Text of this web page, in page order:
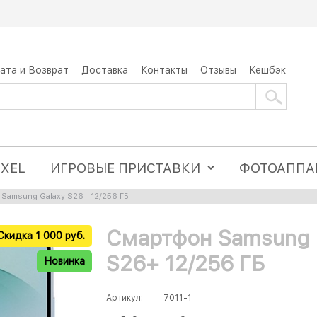
и Возврат Доставка Контакты Отзывы Кешбэк
ИГРОВЫЕ ПРИСТАВКИ
Galaxy S26+ 12/256 ГБ
1 000 руб.
Новинка
Смартфон Samsung
S26+ 12/256 ГБ
Артикул: 7011-1